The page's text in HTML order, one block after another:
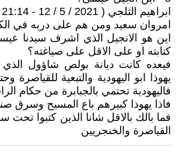
ابراهيم الثلجي ( 2021 / 5 / 12 - 21:14 )
امروان سعيد ومن هم على دربه في
اين هو الانجيل الذي اشرف سيدنا
كتابته او على الاقل على صياغته؟
فيعده كانت ديانة بولص شاؤول
يهوذا ابو اليهودية والتبعية للقياصرة
فاليهودية تحتمي بالجبابرة من حكام
فاذا يهوذا كبيرهم باع المسيح وسرق
فما بالك بالاقل شانا الذين كتبوا
القياصرة والخنجريين